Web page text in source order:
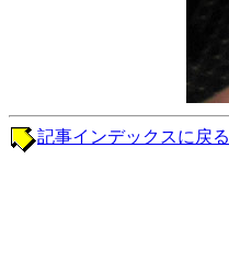
記事インデックスに戻る